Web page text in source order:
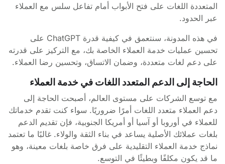
المتعددة اللغات على فتح الأبواب أمام تفاعل سلس مع العملاء
عبر الحدود.
في هذه المدونة، سنتعمق في كيفية قدرة ChatGPT على
تحسين عمليات خدمة العملاء الخاصة بك، مع التركيز على قدرته
على دعم لغات متعددة، وضمان الاتساق، وتحسين رضا العملاء.
الحاجة إلى الدعم المتعدد اللغات في خدمة العملاء
مع توسع الشركات على مستوى العالم، أصبحت الحاجة إلى
دعم العملاء متعدد اللغات أمرًا ضروريًا. سواء كنت تقدم خدماتك
للعملاء في أوروبا أو آسيا أو أمريكا الجنوبية، فإن تقديم الدعم
بلغات عملائك الأصلية يساعد في بناء الثقة والولاء. غالبًا ما تعتمد
نماذج خدمة العملاء التقليدية على فرق خاصة بلغات معينة، وهو
ما قد يكون مكلفًا وبطيئًا في التوسع.